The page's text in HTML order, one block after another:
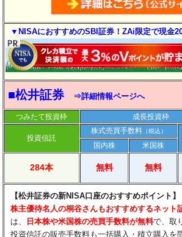
▼NISAにおすすめのSBI証券！ZAi限定で現金
■松井証券 ⇒詳細情報ページへ
つみたて投資枠
成長投資枠
投資信託
株式売買手数料（税込）
国内株
米国株
284本 無料 無料
【松井証券の新NISA口座のおすすめポイント】
株主優待名人の桐谷さんもおすすめするネット
は、
日本株や米国株の売買手数料が無料で、取
投資信託の販売手数料も一括購入・積立購入を